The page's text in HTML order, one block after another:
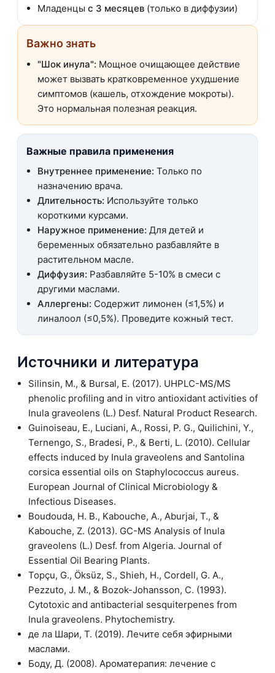
Младенцы с 3 месяцев (только в диффузии)
Важно знать
"Шок инула": Мощное очищающее действие
может вызвать кратковременное ухудшение
симптомов (кашель, отхождение мокроты).
Это нормальная полезная реакция.
Важные правила применения
Внутреннее применение: Только по
назначению врача.
Длительность: Используйте только
короткими курсами.
Наружное применение: Для детей и
беременных обязательно разбавляйте в
растительном масле.
Диффузия: Разбавляйте 5-10% в смеси с
другими маслами.
Аллергены: Содержит лимонен (≤1,5%) и
линалоол (≤0,5%). Проведите кожный тест.
Источники и литература
Silinsin, M., & Bursal, E. (2017). UHPLC-MS/MS
phenolic profiling and in vitro antioxidant activities of
Inula graveolens (L.) Desf. Natural Product Research.
Guinoiseau, E., Luciani, A., Rossi, P. G., Quilichini, Y.,
Ternengo, S., Bradesi, P., & Berti, L. (2010). Cellular
effects induced by Inula graveolens and Santolina
corsica essential oils on Staphylococcus aureus.
European Journal of Clinical Microbiology &
Infectious Diseases.
Boudouda, H. B., Kabouche, A., Aburjai, T., &
Kabouche, Z. (2013). GC-MS Analysis of Inula
graveolens (L.) Desf. from Algeria. Journal of
Essential Oil Bearing Plants.
Topçu, G., Öksüz, S., Shieh, H., Cordell, G. A.,
Pezzuto, J. M., & Bozok-Johansson, C. (1993).
Cytotoxic and antibacterial sesquiterpenes from
Inula graveolens. Phytochemistry.
де ла Шари, Т. (2019). Лечите себя эфирными
маслами.
Боду, Д. (2008). Ароматерапия: лечение с